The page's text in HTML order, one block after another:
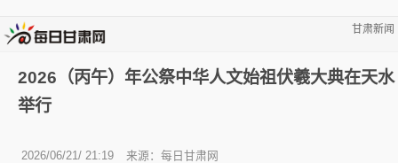
甘肃新闻
2026（丙午）年公祭中华人文始祖伏羲大典在天水
举行
2026/06/21/ 21:19 来源： 每日甘肃网